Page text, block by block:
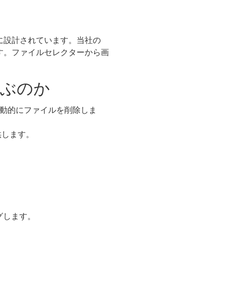
設計されています。当社の
。ファイルセレクターから画
のか
的にファイルを削除しま
ます。
ます。